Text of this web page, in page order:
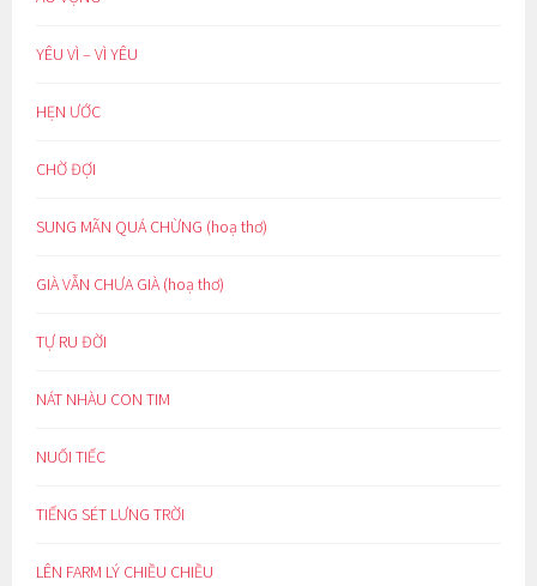
YÊU VÌ – VÌ YÊU
HẸN ƯỚC
CHỜ ĐỢI
SUNG MÃN QUÁ CHỪNG (hoạ thơ)
GIÀ VẪN CHƯA GIÀ (hoạ thơ)
TỰ RU ĐỜI
NÁT NHÀU CON TIM
NUỐI TIẾC
TIẾNG SÉT LƯNG TRỜI
LÊN FARM LÝ CHIỀU CHIỀU